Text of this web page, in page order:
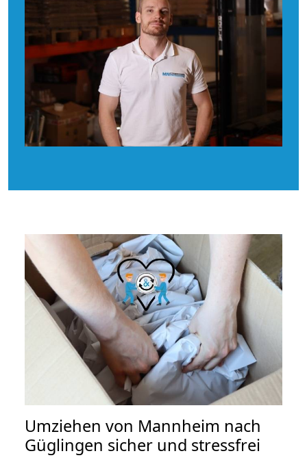
Umziehen von Mannheim nach
Güglingen sicher und stressfrei